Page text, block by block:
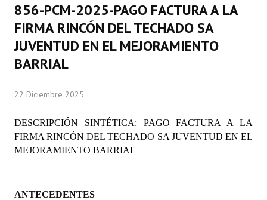
Comisiones Permanentes
Comisiones Especiales
Concejales Mandato Cumplido
Programas
LEGISLACIÓN
Carta Orgánica 2007
856-PCM-2025-PAGO FACTURA A LA
FIRMA RINCÓN DEL TECHADO SA
JUVENTUD EN EL MEJORAMIENTO
BARRIAL
22 Diciembre 2025
DESCRIPCIÓN SINTÉTICA: PAGO FACTURA A LA
FIRMA RINCÓN DEL TECHADO SA JUVENTUD EN EL
MEJORAMIENTO BARRIAL
ANTECEDENTES